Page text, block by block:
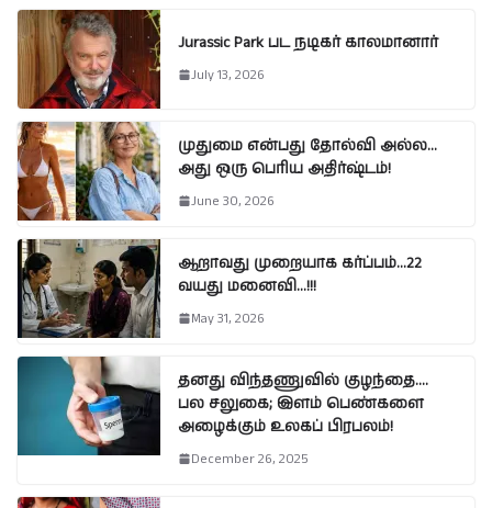
Jurassic Park பட நடிகர் காலமானார்
July 13, 2026
முதுமை என்பது தோல்வி அல்ல…
அது ஒரு பெரிய அதிர்ஷ்டம்!
June 30, 2026
ஆறாவது முறையாக கர்ப்பம்…22
வயது மனைவி…!!!
May 31, 2026
தனது விந்தணுவில் குழந்தை….
பல சலுகை; இளம் பெண்களை
அழைக்கும் உலகப் பிரபலம்!
December 26, 2025